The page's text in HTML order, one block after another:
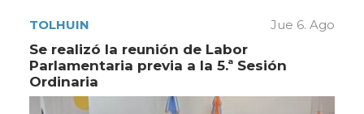
TOLHUIN Jue 6. Ago
Se realizó la reunión de Labor
Parlamentaria previa a la 5.ª Sesión
Ordinaria